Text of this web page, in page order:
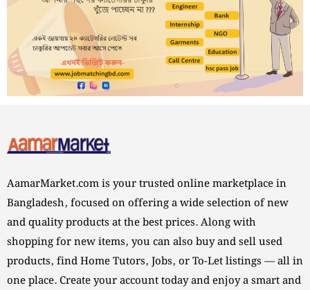
AamarMarket.com is your trusted online marketplace in
Bangladesh, focused on offering a wide selection of new
and quality products at the best prices. Along with
shopping for new items, you can also buy and sell used
products, find Home Tutors, Jobs, or To-Let listings — all in
one place. Create your account today and enjoy a smart and